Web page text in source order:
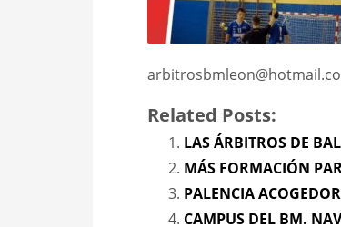
Related Posts:
LAS ÁRBITROS DE
MÁS FORMACIÓN
PALENCIA
CAMPUS DEL BM.